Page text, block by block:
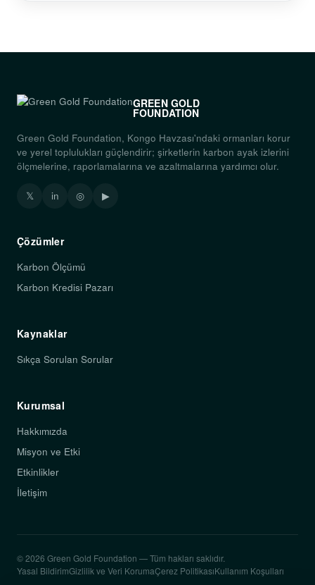
GREEN GOLD
FOUNDATION
Green Gold Foundation, Kongo Havzası'ndaki ormanları korur
ve yerel toplulukları güçlendirir; şirketlerin karbon ayak izlerini
ölçmelerine, raporlamalarına ve azaltmalarına yardımcı olur.
𝕏 in ◎ ▶
Çözümler
Karbon Ölçümü
Karbon Kredisi Pazarı
Kaynaklar
Sıkça Sorulan Sorular
Kurumsal
Hakkımızda
Misyon ve Etki
Etkinlikler
İletişim
© 2026 Green Gold Foundation — Tüm hakları saklıdır.
Yasal BildirimGizlilik ve Veri KorumaÇerez PolitikasıKullanım Koşulları